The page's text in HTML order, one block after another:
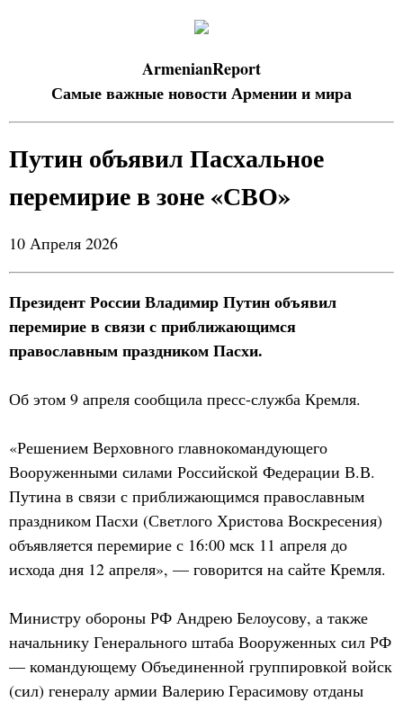
ArmenianReport
Самые важные новости Армении и мира
Путин объявил Пасхальное
перемирие в зоне «СВО»
10 Апреля 2026
Президент России Владимир Путин объявил
перемирие в связи с приближающимся
православным праздником Пасхи.
Об этом 9 апреля сообщила пресс-служба Кремля.
«Решением Верховного главнокомандующего
Вооруженными силами Российской Федерации В.В.
Путина в связи с приближающимся православным
праздником Пасхи (Светлого Христова Воскресения)
объявляется перемирие с 16:00 мск 11 апреля до
исхода дня 12 апреля», — говорится на сайте Кремля.
Министру обороны РФ Андрею Белоусову, а также
начальнику Генерального штаба Вооруженных сил РФ
— командующему Объединенной группировкой войск
(сил) генералу армии Валерию Герасимову отданы